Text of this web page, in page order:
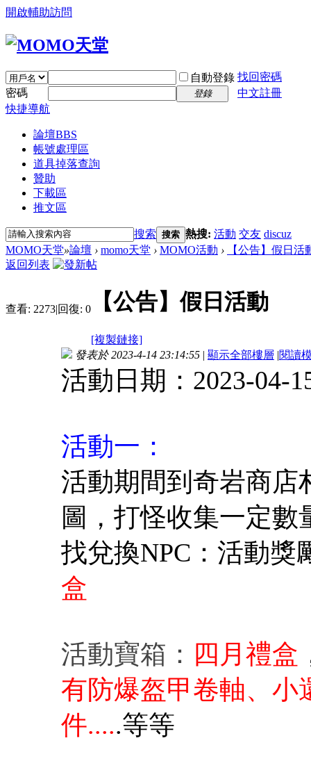
開啟輔助訪問
自動登錄 找回密碼
密碼
登錄
中文註冊
快捷導航
論壇BBS
帳號處理區
道具掉落查詢
贊助
下載區
推文區
搜索 搜索 熱搜: 活動 交友 discuz
MOMO天堂»論壇 › momo天堂 › MOMO活動 ›
【公告】假日活
返回列表
查看: 2273|回復: 0 【公告】假日活動
[複製鏈接]
發表於 2023-4-14 23:14:55 | 顯示全部樓層 |閱讀
活動日期：2023-04-
活動一：
活動期間到奇岩商店
圖，打怪收集一定數
找兌換NPC：活動獎
盒
活動寶箱： 四月禮盒
有防爆盔甲卷軸、小
件.....等等